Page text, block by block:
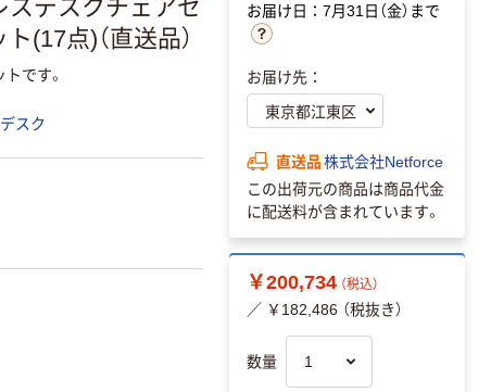
スデスクチェアセ
(17点)（直送品）
です。
スク
お届け日：7月31日（金）まで
お届け先：
直送品株式会社Netforce
この出荷元の商品は商品代金
に配送料が含まれています。
￥200,734 （税込）
／ ￥182,486 （税抜き）
数量